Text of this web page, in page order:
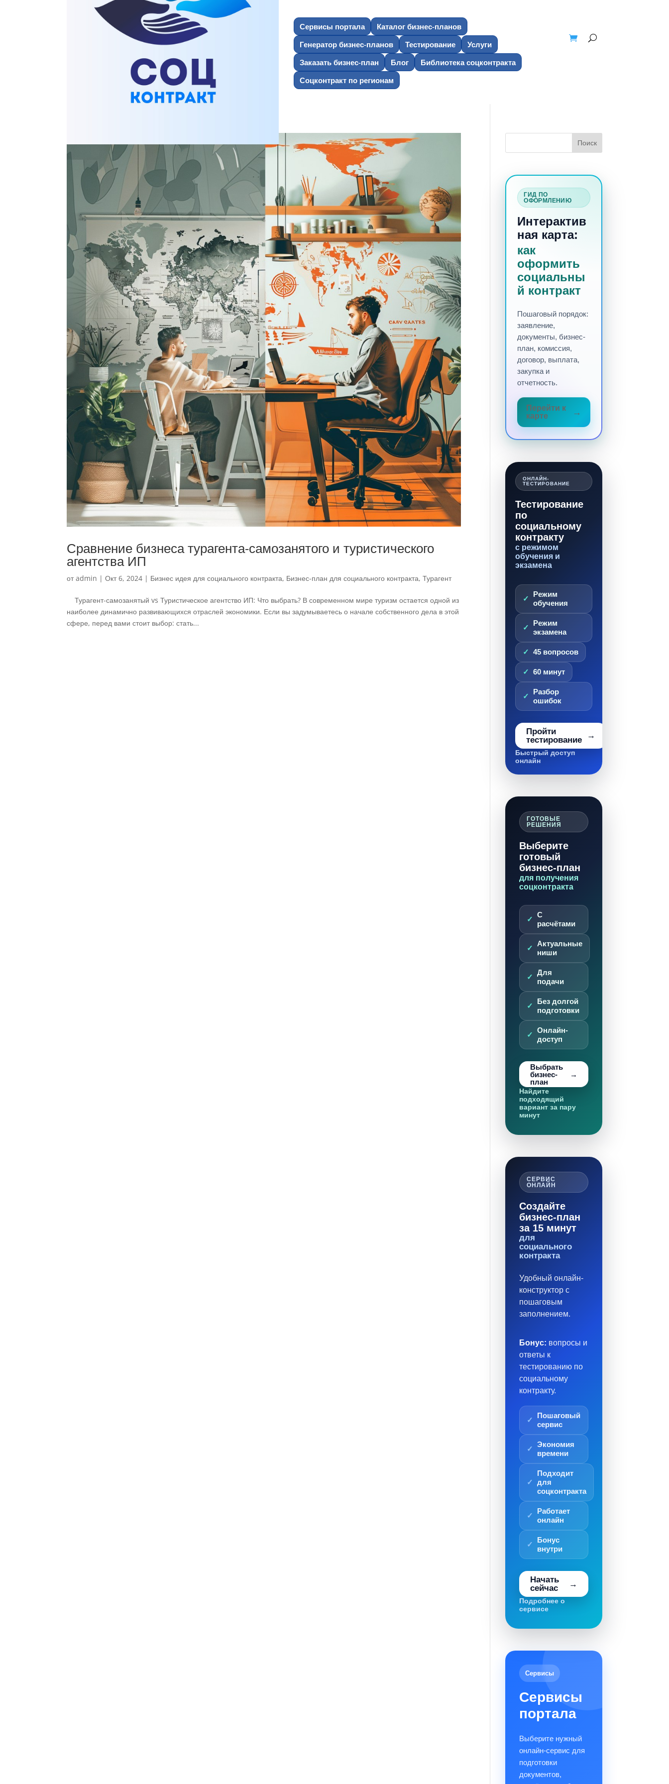
Сервисы портала
Каталог бизнес-планов
Генератор бизнес-планов
Тестирование
Услуги
Заказать бизнес-план
Блог
Библиотека соцконтракта
Соцконтракт по регионам
Сравнение бизнеса турагента-самозанятого и туристического
агентства ИП
отadmin |Окт 6, 2024 | Бизнес идея для социального контракта, Бизнес-план для социального контракта,Турагент
Турагент-самозанятый vs Туристическое агентство ИП: Что выбрать? В современном мире туризм остается одной из
наиболее динамично развивающихся отраслей экономики. Если вы задумываетесь о начале собственного дела в этой
сфере, перед вами стоит выбор: стать...
ГИД ПО
ОФОРМЛЕНИЮ
Интерактив
ная карта:
как
оформить
социальны
й контракт
Пошаговый порядок:
заявление,
документы, бизнес-
план, комиссия,
договор, выплата,
закупка и
отчетность.
Перейти к
карте
ОНЛАЙН-
ТЕСТИРОВАНИЕ
Тестирование
по
социальному
контракту
с режимом
обучения и
экзамена
Режим
обучения
Режим
экзамена
45 вопросов
60 минут
Разбор
ошибок
Пройти
тестирование
Быстрый доступ
онлайн
ГОТОВЫЕ
РЕШЕНИЯ
Выберите
готовый
бизнес-план
для получения
соцконтракта
С
расчётами
Актуальные
ниши
Для
подачи
Без долгой
подготовки
Онлайн-
доступ
Выбрать
бизнес-
план
Найдите
подходящий
вариант за пару
минут
СЕРВИС
ОНЛАЙН
Создайте
бизнес-план
за 15 минут
для
социального
контракта
Удобный онлайн-
конструктор с
пошаговым
заполнением.
Бонус: вопросы и
ответы к
тестированию по
социальному
контракту.
Пошаговый
сервис
Экономия
времени
Подходит
для
соцконтракта
Работает
онлайн
Бонус
внутри
Начать
сейчас
Подробнее о
сервисе
Сервисы
Сервисы
портала
Выберите нужный
онлайн-сервис для
подготовки
документов,